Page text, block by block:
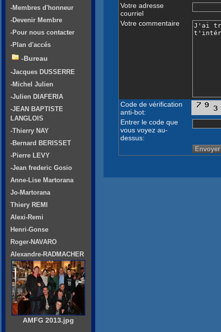
Votre adresse
courriel
Votre commentaire
Code de vérification
anti-bot:
Entrer le code que
vous voyez au-
dessus:
-Membres d'honneur
-Devenir Membre
-Pour nous contacter
-Plan d'accés
-Bureau
-Jacques DUSSERRE
-Michel Julien
-Julien DIAFERIA
-JEAN BAPTISTE
LANGLOIS
-Thierry NAY
-Bernard BERISSET
-Pierre LEVY
-Jean frederic Gosio
Anne-Lise Martorana
Jo-Martorana
Thiery REMI
Alexi-Remi
Henri-Gonse
Roger-NAVARO
Alexandre-RADMACHER
AMFG 2013.jpg